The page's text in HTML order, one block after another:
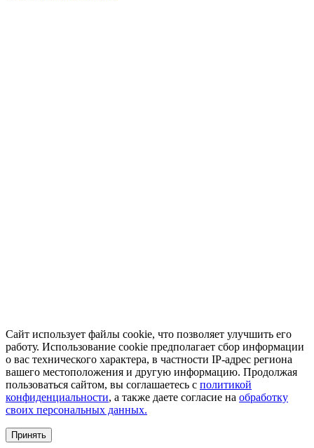
Сайт использует файлы cookie, что позволяет улучшить его
работу. Использование cookie предполагает сбор информации
о вас технического характера, в частности IP-адрес региона
вашего местоположения и другую информацию. Продолжая
пользоваться сайтом, вы соглашаетесь с политикой
конфиденциальности, а также даете согласие на обработку
своих персональных данных.
Принять